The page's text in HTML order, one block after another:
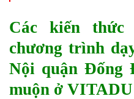
Các kiến
chương trình
Nội quận Đống
muộn ở